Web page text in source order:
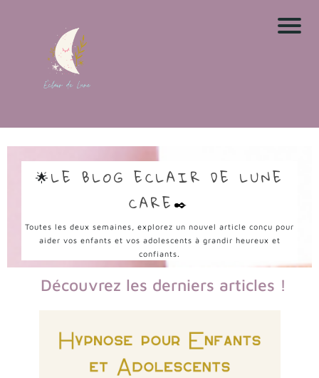
🌟LE BLOG ECLAIR DE LUNE
CARE✒️
Toutes les deux semaines, explorez un nouvel article conçu pour
aider vos enfants et vos adolescents à grandir heureux et
confiants.
Découvrez les derniers articles !